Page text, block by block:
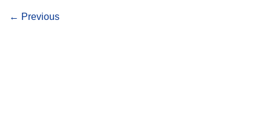
← Previous